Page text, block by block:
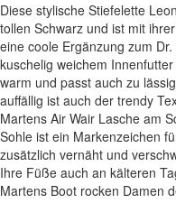
Diese stylische Stiefelette
tollen Schwarz und ist mit
eine coole Ergänzung zum
kuschelig weichem
warm und passt auch zu
auffällig ist auch der trendy
Martens Air Wair Lasche am
Sohle ist ein Markenzeichen
zusätzlich vernäht und
Ihre Füße auch an kälteren
Martens Boot rocken Damen